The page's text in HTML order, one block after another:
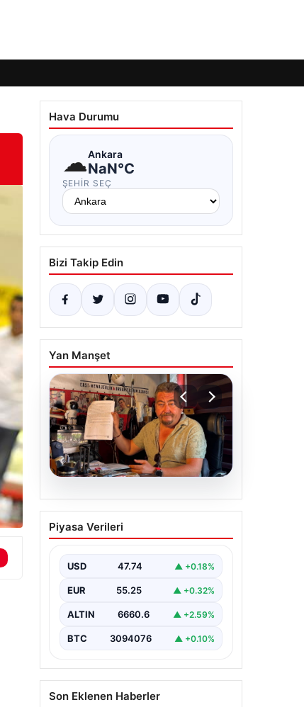
Hava Durumu
☁Ankara
NaN°C
ŞEHIR SEÇ
Bizi Takip Edin
Yan Manşet
07.08.2026
Alkollü içki paylaşımına
ceza almıştı… İptal için
Piyasa Verileri
USD 47.74 ▲ +0.18%
EUR 55.25 ▲ +0.32%
ALTIN 6660.6 ▲ +2.59%
BTC 3094076 ▲ +0.10%
Son Eklenen Haberler